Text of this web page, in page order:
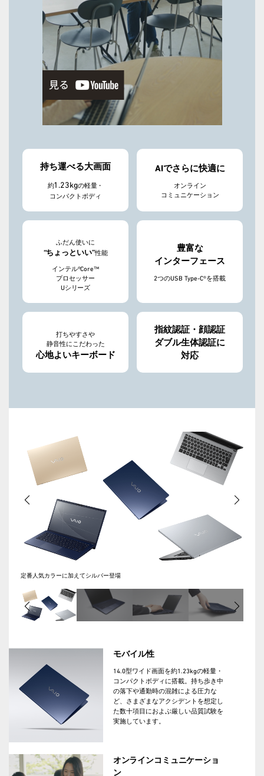
持ち運べる大画面
約1.23kgの軽量・
コンパクトボディ
AIでさらに快適に
オンライン
コミュニケーション
ふだん使いに
“ちょっといい”性能
インテル®Core™
プロセッサー
Uシリーズ
豊富な
インターフェース
2つのUSB Type-C®を搭載
打ちやすさや
静音性にこだわった
心地よいキーボード
指紋認証・顔認証
ダブル生体認証に
対応
定番人気カラーに加えてシルバー登場
モバイル性
14.0型ワイド画面を約1.23kgの軽量・
コンパクトボディに搭載。持ち歩き中
の落下や通勤時の混雑による圧力な
ど、さまざまなアクシデントを想定し
た数十項目におよぶ厳しい品質試験を
実施しています。
オンラインコミュニケーショ
ン